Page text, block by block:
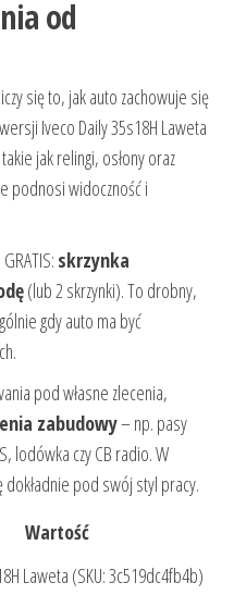
od
się to, jak auto zachowuje się
Iveco Daily 35s18H Laweta
jak relingi, osłony oraz
podnosi widoczność i
skrzynka
(lub 2 skrzynki). To drobny,
gdy auto ma być
pod własne zlecenia,
zabudowy– np. pasy
lodówka czy CB radio. W
pod swój styl pracy.
Wartość
Laweta (SKU: 3c519dc4fb4b)